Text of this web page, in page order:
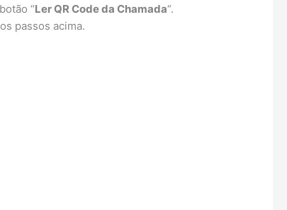
“Ler QR Code da Chamada“.
passos acima.